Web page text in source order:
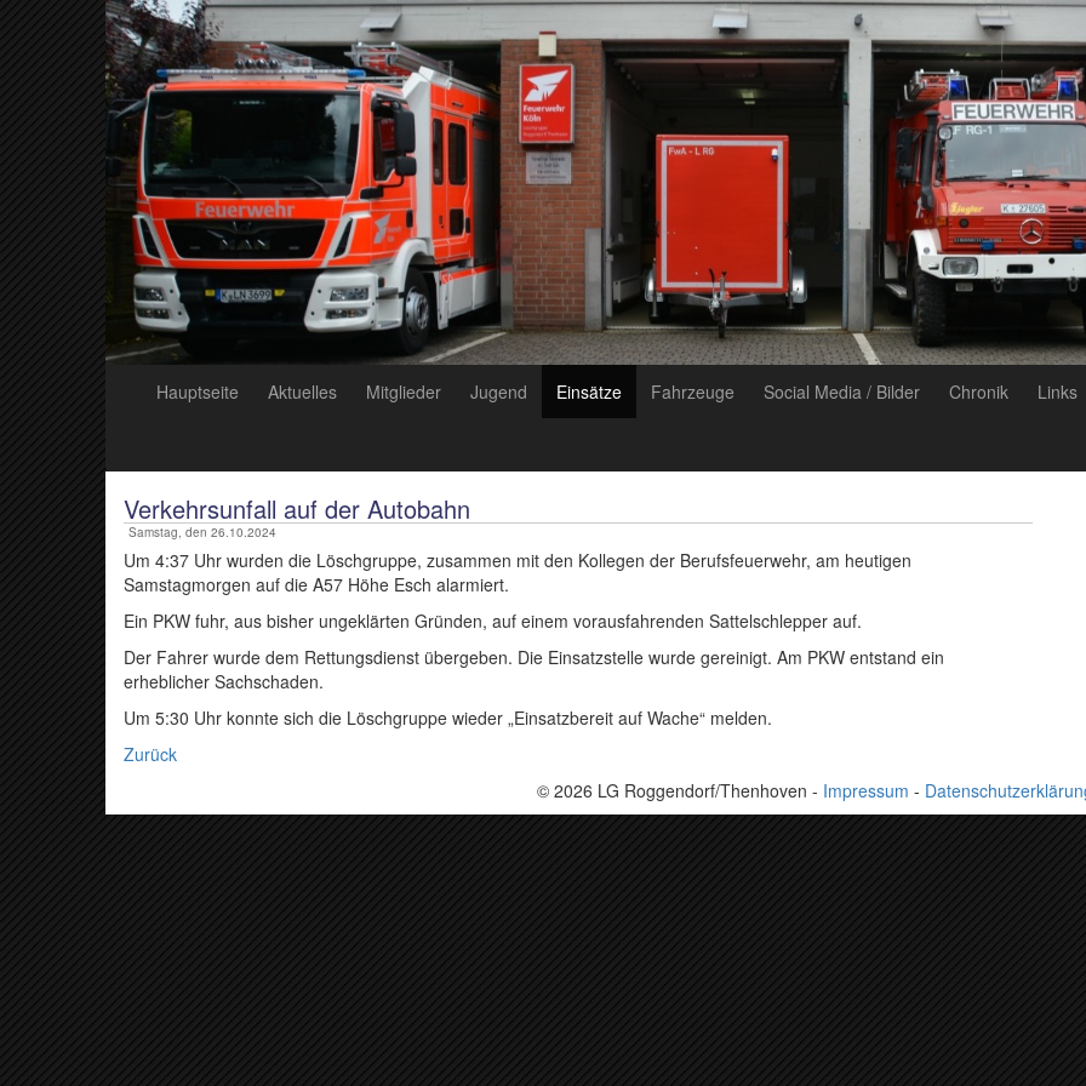
Hauptseite Aktuelles Mitglieder Jugend Einsätze Fahrzeuge Social Media / Bilder Chronik Links
Verkehrsunfall auf der Autobahn
Samstag, den 26.10.2024
Um 4:37 Uhr wurden die Löschgruppe, zusammen mit den Kollegen der Berufsfeuerwehr, am heutigen
Samstagmorgen auf die A57 Höhe Esch alarmiert.
Ein PKW fuhr, aus bisher ungeklärten Gründen, auf einem vorausfahrenden Sattelschlepper auf.
Der Fahrer wurde dem Rettungsdienst übergeben. Die Einsatzstelle wurde gereinigt. Am PKW entstand ein
erheblicher Sachschaden.
Um 5:30 Uhr konnte sich die Löschgruppe wieder „Einsatzbereit auf Wache“ melden.
Zurück
© 2026 LG Roggendorf/Thenhoven - Impressum -